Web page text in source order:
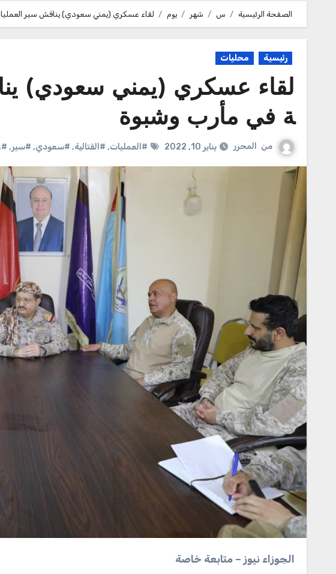
الصفحة الرئيسية س شهر يوم لقاء عسكري (يمني سعودي) يناقش سير
رئيسية محليات
لقاء عسكري (يمني سعودي)
ة في مأرب وشبوة
من المحرر يناير 10, 2022 #العمليات, #القتالية, #سعودي, #سير,
الجوزاء نيوز – متابعة خاصة